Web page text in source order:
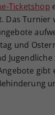
Ticketshop
Das Turnier
und
gibt